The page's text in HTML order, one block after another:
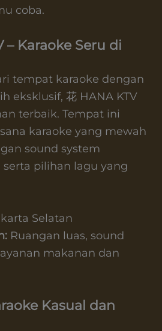
coba.
– Karaoke Seru di
tempat karaoke dengan
eksklusif, 花 HANA KTV
terbaik. Tempat ini
karaoke yang mewah
sound system
pilihan lagu yang
Selatan
Ruangan luas, sound
makanan dan
Kasual dan